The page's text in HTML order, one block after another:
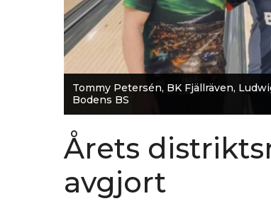
Årets
avgjort
Tommy Petersén, BK Fjällräven,
Bodens BS